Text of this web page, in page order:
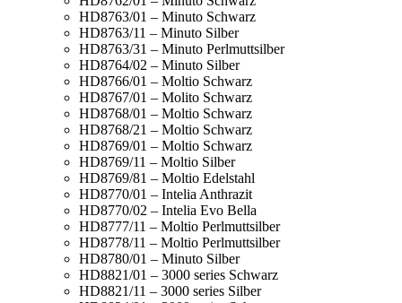
HD8763/01 – Minuto Schwarz
HD8763/11 – Minuto Silber
HD8763/31 – Minuto Perlmuttsilber
HD8764/02 – Minuto Silber
HD8766/01 – Moltio Schwarz
HD8767/01 – Molito Schwarz
HD8768/01 – Moltio Schwarz
HD8768/21 – Moltio Schwarz
HD8769/01 – Moltio Schwarz
HD8769/11 – Moltio Silber
HD8769/81 – Moltio Edelstahl
HD8770/01 – Intelia Anthrazit
HD8770/02 – Intelia Evo Bella
HD8777/11 – Moltio Perlmuttsilber
HD8778/11 – Moltio Perlmuttsilber
HD8780/01 – Minuto Silber
HD8821/01 – 3000 series Schwarz
HD8821/11 – 3000 series Silber